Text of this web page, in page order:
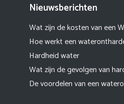
Nieuwsberichten
Wat zijn de kosten van een
Hoe werkt een
Hardheid water
Wat zijn de gevolgen van
De voordelen van een